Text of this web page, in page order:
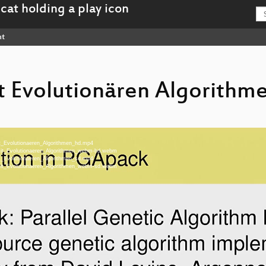
Evolutionären
hd.webm
sd.webm